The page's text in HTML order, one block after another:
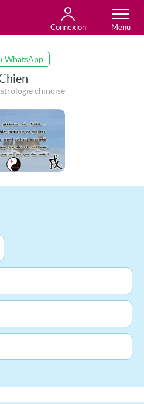
Connexion
WhatsApp
chinoise